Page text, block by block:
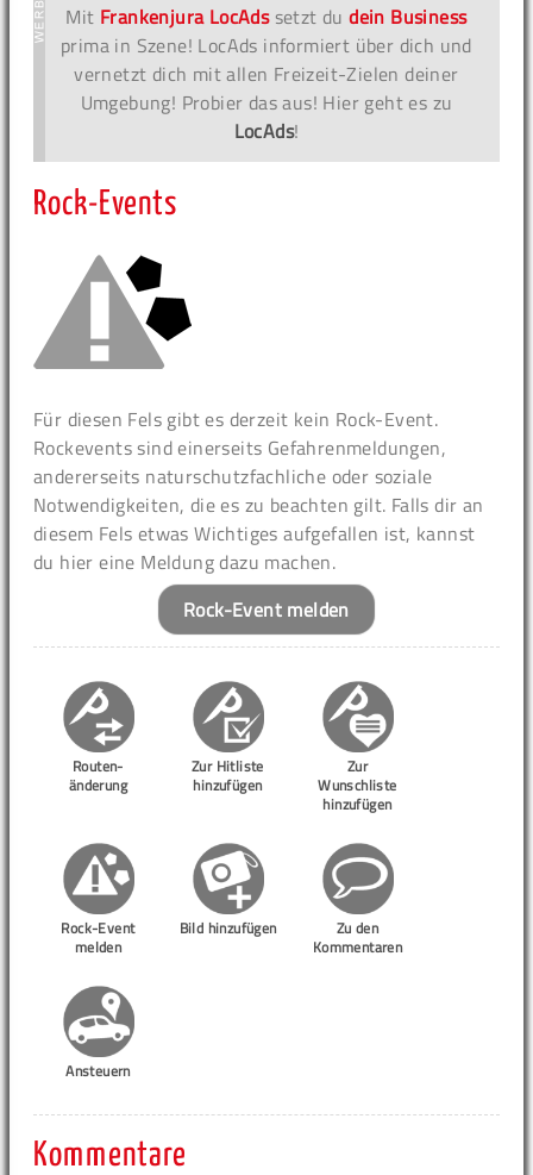
Mit Frankenjura LocAdssetzt dudein Business
prima in Szene! LocAds informiert über dich und
vernetzt dich mit allen Freizeit-Zielen deiner
Umgebung! Probier das aus! Hier geht es zu
LocAds!
Rock-Events
Für diesen Fels gibt es derzeit kein Rock-Event.
Rockevents sind einerseits Gefahrenmeldungen,
andererseits naturschutzfachliche oder soziale
Notwendigkeiten, die es zu beachten gilt. Falls dir an
diesem Fels etwas Wichtiges aufgefallen ist, kannst
du hier eine Meldung dazu machen.
Rock-Event melden
Routen-
änderung
Zur Hitliste
hinzufügen
Zur
Wunschliste
hinzufügen
Rock-Event
melden
Bild hinzufügen
Zu den
Kommentaren
Ansteuern
Kommentare